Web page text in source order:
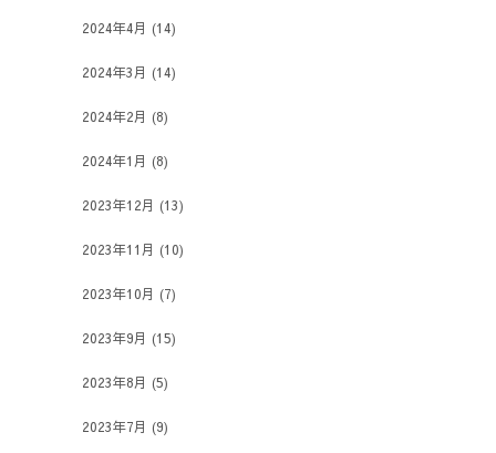
2024年4月 (14)
2024年3月 (14)
2024年2月 (8)
2024年1月 (8)
2023年12月 (13)
2023年11月 (10)
2023年10月 (7)
2023年9月 (15)
2023年8月 (5)
2023年7月 (9)